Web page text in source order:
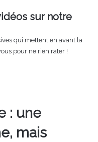
sur notre
qui mettent en avant la
pour ne rien rater !
: une
mais